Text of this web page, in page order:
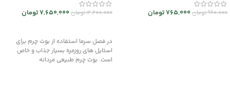
960,000تومان765,000تومان
12,200,000تومان7,650,000تومان
در فصل سرما استفاده از بوت چرم برای
استایل های روزمره بسیار جذاب و خاص
است. بوت چرم طبیعی مردانه